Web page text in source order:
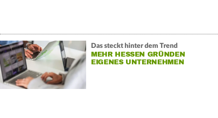
Das steckt hinter dem Trend
MEHR HESSEN GRÜNDEN
EIGENES UNTERNEHMEN